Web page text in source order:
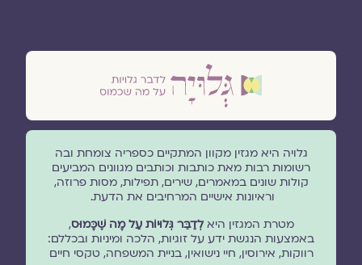
גלויה היא מגזין מקוון המתקיים כספריה צומחת ובה
רשומות רבות מאת כותבות וכותבים מגוונים המביעים
קולות שונים במאמרים, שירים, תפילות, מסות פרוזה,
וראיונות אישיים המרחיבים את הדעת.
מטרת המגזין היאלְדַבֵּר גְּלוּיוֹת עַל מָה שֶׁכָּמוּס,
באמצעות הנגשת ידע על זוגיות, הלכה ומיניות ובכללם:
רווקות, אירוסין, חיי נישואין, בניית המשפחה, טקסי חיים